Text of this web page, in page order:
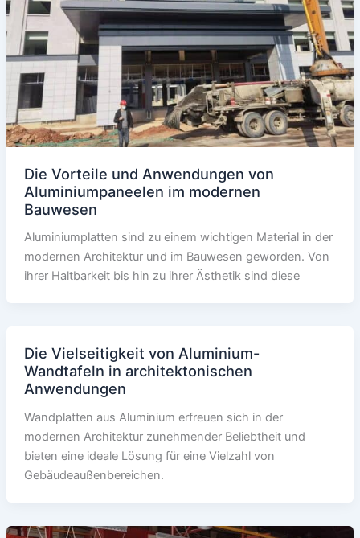
Die Vorteile und Anwendungen von
Aluminiumpaneelen im modernen
Bauwesen
Aluminiumplatten sind zu einem wichtigen Material in der
modernen Architektur und im Bauwesen geworden. Von
ihrer Haltbarkeit bis hin zu ihrer Ästhetik sind diese
Die Vielseitigkeit von Aluminium-
Wandtafeln in architektonischen
Anwendungen
Wandplatten aus Aluminium erfreuen sich in der
modernen Architektur zunehmender Beliebtheit und
bieten eine ideale Lösung für eine Vielzahl von
Gebäudeaußenbereichen.